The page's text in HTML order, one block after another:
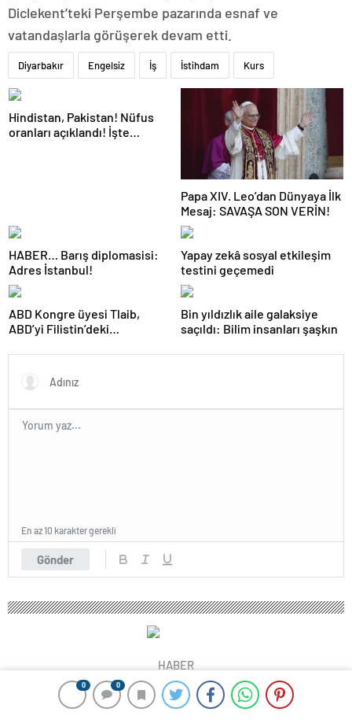
0 0
Diclekent’teki Perşembe pazarında esnaf ve
vatandaşlarla görüşerek devam etti.
Diyarbakır Engelsiz İş İstihdam Kurs
Hindistan, Pakistan! Nüfus
oranları açıklandı! İşte
Papa XIV. Leo’dan Dünyaya İlk
Mesaj: SAVAŞA SON VERİN!
HABER… Barış diplomasisi:
Adres İstanbul!
Yapay zekâ sosyal etkileşim
testini geçemedi
ABD Kongre üyesi Tlaib,
ABD’yi Filistin’deki
olmakla itham etti
Bin yıldızlık aile galaksiye
saçıldı: Bilim insanları şaşkın
Gönder
En az 10 karakter gerekli
HABER